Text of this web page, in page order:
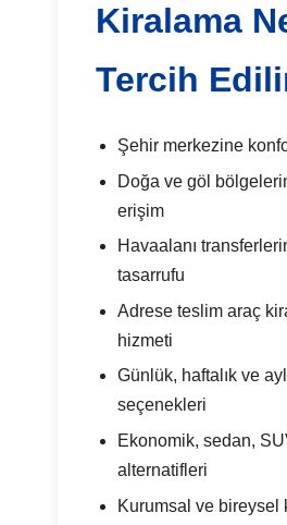
Kiralama
Tercih
Şehir merkezine
Doğa ve göl
erişim
Havaalanı
tasarrufu
Adrese teslim araç
hizmeti
Günlük, haftalık ve
seçenekleri
Ekonomik, sedan,
alternatifleri
Kurumsal ve bireysel